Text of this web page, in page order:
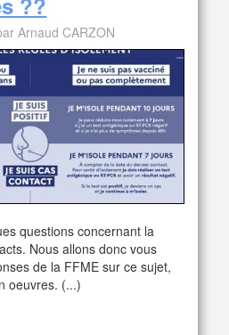
Arnaud CARZON
questions concernant la
Nous allons donc vous
de la FFME sur ce sujet,
oeuvres. (...)